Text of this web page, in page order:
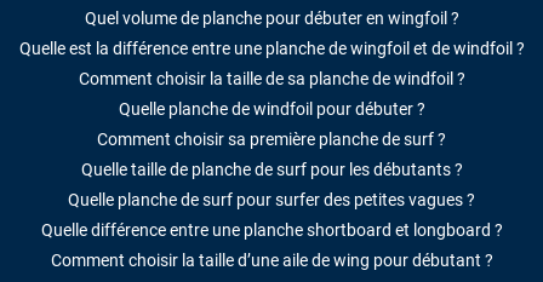
Quel volume de planche pour débuter en wingfoil ?
Quelle est la différence entre une planche de wingfoil et de windfoil ?
Comment choisir la taille de sa planche de windfoil ?
Quelle planche de windfoil pour débuter ?
Comment choisir sa première planche de surf ?
Quelle taille de planche de surf pour les débutants ?
Quelle planche de surf pour surfer des petites vagues ?
Quelle différence entre une planche shortboard et longboard ?
Comment choisir la taille d’une aile de wing pour débutant ?